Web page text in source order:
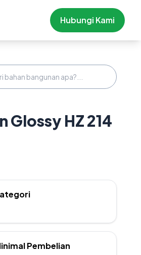
Hubungi Kami
Glossy HZ 214
Pembelian